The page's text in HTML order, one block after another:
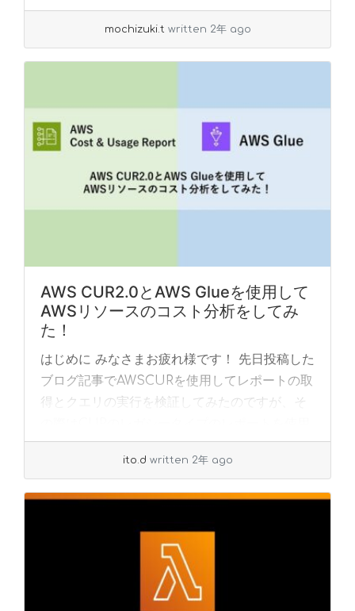
mochizuki.t written 2年 ago
AWS CUR2.0とAWS Glueを使用して
AWSリソースのコスト分析をしてみ
た！
はじめに みなさまお疲れ様です！ 先日投稿した
ブログ記事でAWSCURを使用してレポートの取
得とクエリの実行を検証してみたのですが、そ
して検証していました。 今回は、DataE... »
ito.d written 2年 ago